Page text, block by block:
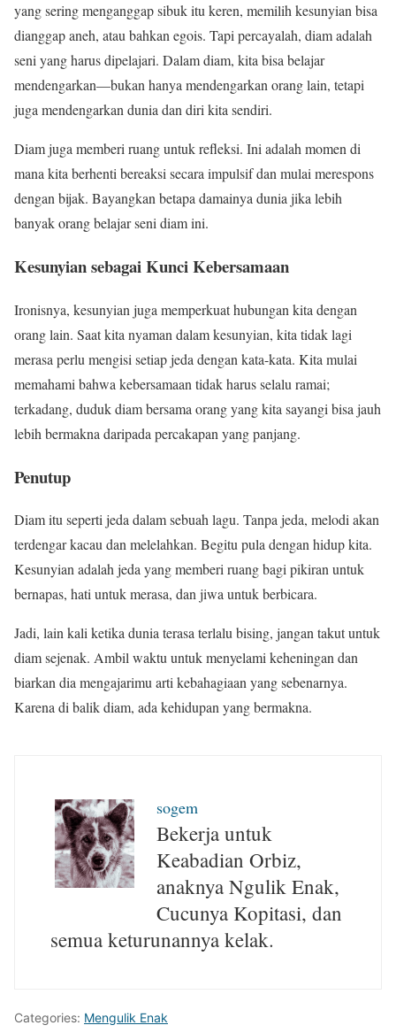
yang sering menganggap sibuk itu keren, memilih kesunyian bisa
dianggap aneh, atau bahkan egois. Tapi percayalah, diam adalah
seni yang harus dipelajari. Dalam diam, kita bisa belajar
mendengarkan—bukan hanya mendengarkan orang lain, tetapi
juga mendengarkan dunia dan diri kita sendiri.
Diam juga memberi ruang untuk refleksi. Ini adalah momen di
mana kita berhenti bereaksi secara impulsif dan mulai merespons
dengan bijak. Bayangkan betapa damainya dunia jika lebih
banyak orang belajar seni diam ini.
Kesunyian sebagai Kunci Kebersamaan
Ironisnya, kesunyian juga memperkuat hubungan kita dengan
orang lain. Saat kita nyaman dalam kesunyian, kita tidak lagi
merasa perlu mengisi setiap jeda dengan kata-kata. Kita mulai
memahami bahwa kebersamaan tidak harus selalu ramai;
terkadang, duduk diam bersama orang yang kita sayangi bisa jauh
lebih bermakna daripada percakapan yang panjang.
Penutup
Diam itu seperti jeda dalam sebuah lagu. Tanpa jeda, melodi akan
terdengar kacau dan melelahkan. Begitu pula dengan hidup kita.
Kesunyian adalah jeda yang memberi ruang bagi pikiran untuk
bernapas, hati untuk merasa, dan jiwa untuk berbicara.
Jadi, lain kali ketika dunia terasa terlalu bising, jangan takut untuk
diam sejenak. Ambil waktu untuk menyelami keheningan dan
biarkan dia mengajarimu arti kebahagiaan yang sebenarnya.
Karena di balik diam, ada kehidupan yang bermakna.
sogem
Bekerja untuk
Keabadian Orbiz,
anaknya Ngulik Enak,
Cucunya Kopitasi, dan
semua keturunannya kelak.
Categories: Mengulik Enak